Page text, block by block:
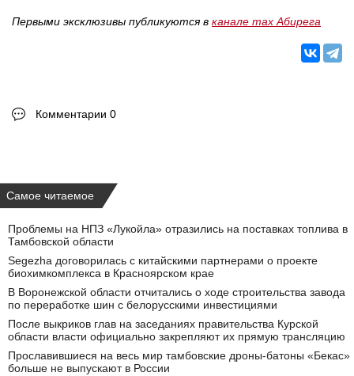
Первыми эксклюзивы публикуются в канале max Абирега
Комментарии 0
Самое читаемое
Проблемы на НПЗ «Лукойла» отразились на поставках топлива в
Тамбовской области
Segezha договорилась с китайскими партнерами о проекте
биохимкомплекса в Красноярском крае
В Воронежской области отчитались о ходе строительства завода
по переработке шин с белорусскими инвестициями
После выкриков глав на заседаниях правительства Курской
области власти официально закрепляют их прямую трансляцию
Прославившиеся на весь мир тамбовские дроны-батоны «Бекас»
больше не выпускают в России